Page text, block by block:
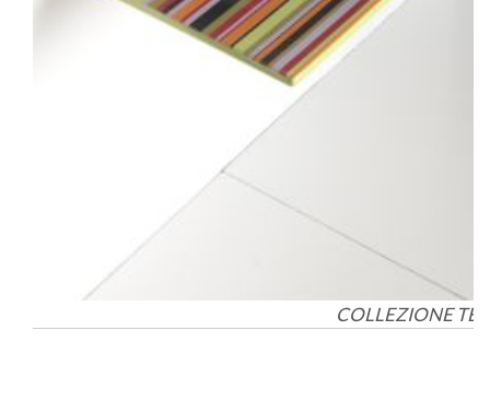
COLLEZIONE